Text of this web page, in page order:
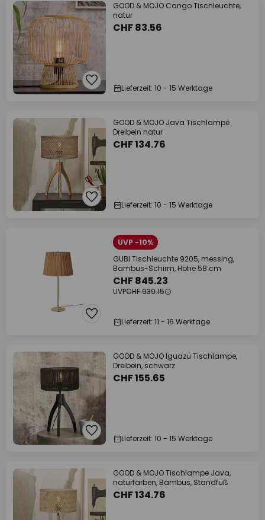
GOOD & MOJO Cango Tischleuchte,
natur
CHF 83.56
Lieferzeit: 10 - 15 Werktage
GOOD & MOJO Java Tischlampe
Dreibein natur
CHF 134.76
Lieferzeit: 10 - 15 Werktage
UVP -10%
GUBI Tischleuchte 9205, messing,
Bambus-Schirm, Höhe 58 cm
CHF 845.23
UVPCHF 939.15
Lieferzeit: 11 - 16 Werktage
GOOD & MOJO Iguazu Tischlampe,
Dreibein, schwarz
CHF 155.65
Lieferzeit: 10 - 15 Werktage
GOOD & MOJO Tischlampe Java,
naturfarben, Bambus, Standfuß
CHF 134.76